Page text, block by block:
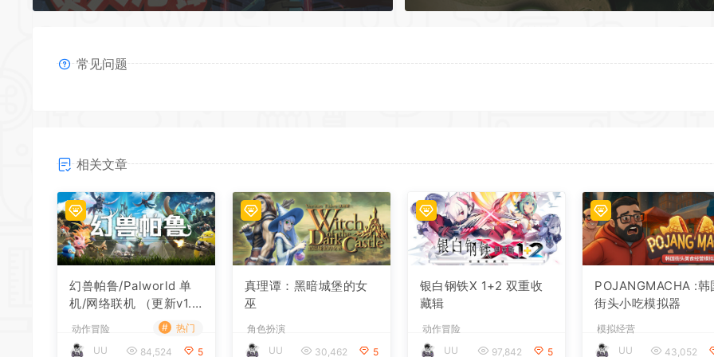
常见问题
相关文章
幻兽帕鲁/Palworld 单
机/网络联机 （更新v1.0.
1.10619）
动作冒险 #
热门
UU
84,524 5
真理谭：黑暗城堡的女
巫
角色扮演
UU
30,462 5
银白钢铁X 1+2 双重收
藏辑
动作冒险
UU
97,842 5
POJANGMACHA :韩
街头小吃模拟器
模拟经营
UU
43,052